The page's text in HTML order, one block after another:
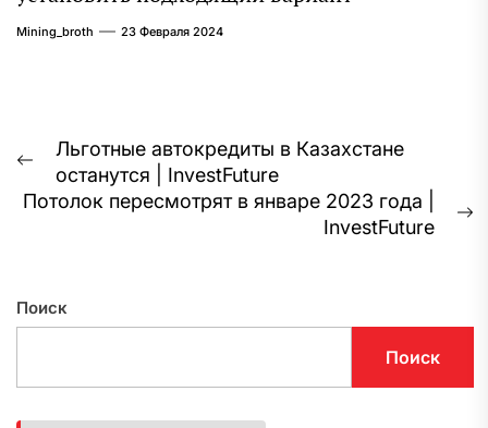
Mining_broth 23 Февраля 2024
Навигация
по
записям
Предыдущая
запись:
Льготные автокредиты в Казахстане
останутся | InvestFuture
Потолок пересмотрят в январе 2023 года |
InvestFuture
Поиск
Поиск